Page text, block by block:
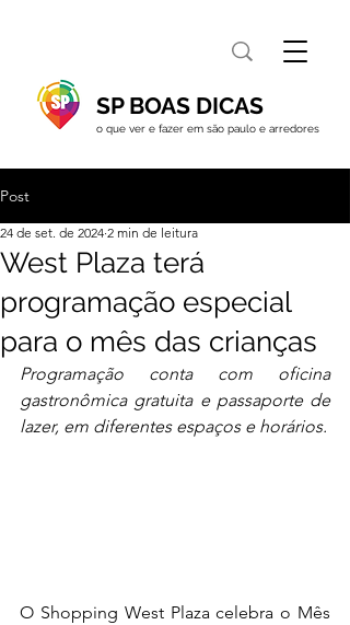
SP BOAS DICAS
o que ver e fazer em são paulo e arredores
Post
West Plaza terá
programação especial
para o mês das crianças
24 de set. de 2024 2 min de leitura
Programação conta com oficina
gastronômica gratuita e passaporte de
lazer, em diferentes espaços e horários.
O Shopping West Plaza celebra o Mês